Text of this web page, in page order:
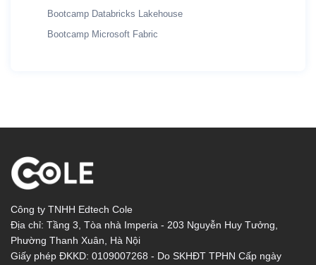
Bootcamp Databricks Lakehouse
Bootcamp Microsoft Fabric
Công ty TNHH Edtech Cole
Địa chỉ: Tầng 3, Tòa nhà Imperia - 203 Nguyễn Huy Tưởng,
Phường Thanh Xuân, Hà Nội
Giấy phép ĐKKD: 0109007268 - Do SKHĐT TPHN Cấp ngày